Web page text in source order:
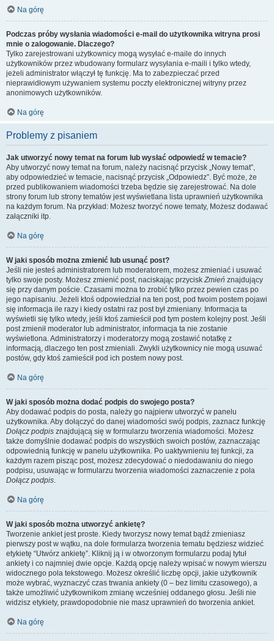
Na górę
Podczas próby wysłania wiadomości e-mail do użytkownika witryna prosi
mnie o zalogowanie. Dlaczego?
Tylko zarejestrowani użytkownicy mogą wysyłać e-maile do innych
użytkowników przez wbudowany formularz wysyłania e-maili i tylko wtedy,
jeżeli administrator włączył tę funkcję. Ma to zabezpieczać przed
nieprawidłowym używaniem systemu poczty elektronicznej witryny przez
anonimowych użytkowników.
Na górę
Problemy z pisaniem
Jak utworzyć nowy temat na forum lub wysłać odpowiedź w temacie?
Aby utworzyć nowy temat na forum, należy nacisnąć przycisk „Nowy temat”,
aby odpowiedzieć w temacie, nacisnąć przycisk „Odpowiedz”. Być może, że
przed publikowaniem wiadomości trzeba będzie się zarejestrować. Na dole
strony forum lub strony tematów jest wyświetlana lista uprawnień użytkownika
na każdym forum. Na przykład: Możesz tworzyć nowe tematy, Możesz dodawać
załączniki itp.
Na górę
W jaki sposób można zmienić lub usunąć post?
Jeśli nie jesteś administratorem lub moderatorem, możesz zmieniać i usuwać
tylko swoje posty. Możesz zmienić post, naciskając przyciskZmień znajdujący
się przy danym poście. Czasami można to zrobić tylko przez pewien czas po
jego napisaniu. Jeżeli ktoś odpowiedział na ten post, pod twoim postem pojawi
się informacja ile razy i kiedy ostatni raz post był zmieniany. Informacja ta
wyświetli się tylko wtedy, jeśli ktoś zamieścił pod tym postem kolejny post. Jeśli
post zmienił moderator lub administrator, informacja ta nie zostanie
wyświetlona. Administratorzy i moderatorzy mogą zostawić notatkę z
informacją, dlaczego ten post zmieniali. Zwykli użytkownicy nie mogą usuwać
postów, gdy ktoś zamieścił pod ich postem nowy post.
Na górę
W jaki sposób można dodać podpis do swojego posta?
Aby dodawać podpis do posta, należy go najpierw utworzyć w panelu
użytkownika. Aby dołączyć do danej wiadomości swój podpis, zaznacz funkcję
Dołącz podpis znajdującą się w formularzu tworzenia wiadomości. Możesz
także domyślnie dodawać podpis do wszystkich swoich postów, zaznaczając
odpowiednią funkcję w panelu użytkownika. Po uaktywnieniu tej funkcji, za
każdym razem pisząc post, możesz zdecydować o niedodawaniu do niego
podpisu, usuwając w formularzu tworzenia wiadomości zaznaczenie z pola
Dołącz podpis.
Na górę
W jaki sposób można utworzyć ankietę?
Tworzenie ankiet jest proste. Kiedy tworzysz nowy temat bądź zmieniasz
pierwszy post w wątku, na dole formularza tworzenia tematu będziesz widzieć
etykietę “Utwórz ankietę”. Kliknij ją i w otworzonym formularzu podaj tytuł
ankiety i co najmniej dwie opcje. Każdą opcję należy wpisać w nowym wierszu
widocznego pola tekstowego. Możesz określić liczbę opcji, jakie użytkownik
może wybrać, wyznaczyć czas trwania ankiety (0 – bez limitu czasowego), a
także umożliwić użytkownikom zmianę wcześniej oddanego głosu. Jeśli nie
widzisz etykiety, prawdopodobnie nie masz uprawnień do tworzenia ankiet.
Na górę